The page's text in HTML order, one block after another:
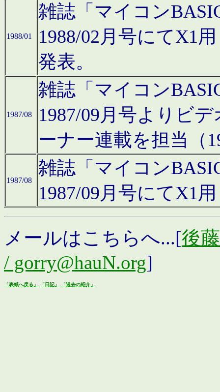
1988/01
雑誌「マイコン
1988/02月号にてX1
発表。
1987/08
雑誌「マイコン
1987/09月号よりビ
ーナー連載を担当（
1987/08
雑誌「マイコン
1987/09月号にてX1
メールはこちらへ...[後
/ gorry@hauN.org]
「表紙へ戻る」 「日記」 「過去の紹介」